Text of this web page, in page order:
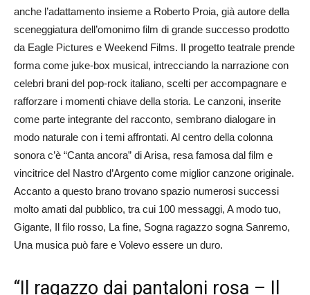
anche l’adattamento insieme a Roberto Proia, già autore della
sceneggiatura dell’omonimo film di grande successo prodotto
da Eagle Pictures e Weekend Films. Il progetto teatrale prende
forma come juke-box musical, intrecciando la narrazione con
celebri brani del pop-rock italiano, scelti per accompagnare e
rafforzare i momenti chiave della storia. Le canzoni, inserite
come parte integrante del racconto, sembrano dialogare in
modo naturale con i temi affrontati. Al centro della colonna
sonora c’è “Canta ancora” di Arisa, resa famosa dal film e
vincitrice del Nastro d’Argento come miglior canzone originale.
Accanto a questo brano trovano spazio numerosi successi
molto amati dal pubblico, tra cui 100 messaggi, A modo tuo,
Gigante, Il filo rosso, La fine, Sogna ragazzo sogna Sanremo,
Una musica può fare e Volevo essere un duro.
“Il ragazzo dai pantaloni rosa – Il